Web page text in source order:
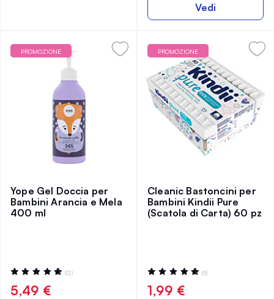
Vedi
PROMOZIONE
Yope Gel Doccia per
Bambini Arancia e Mela
400 ml
Valutazione:
98%
(12)
5,49 €
PROMOZIONE
Cleanic Bastoncini per
Bambini Kindii Pure
(Scatola di Carta) 60 pz
Valutazione:
100%
(5)
1,99 €